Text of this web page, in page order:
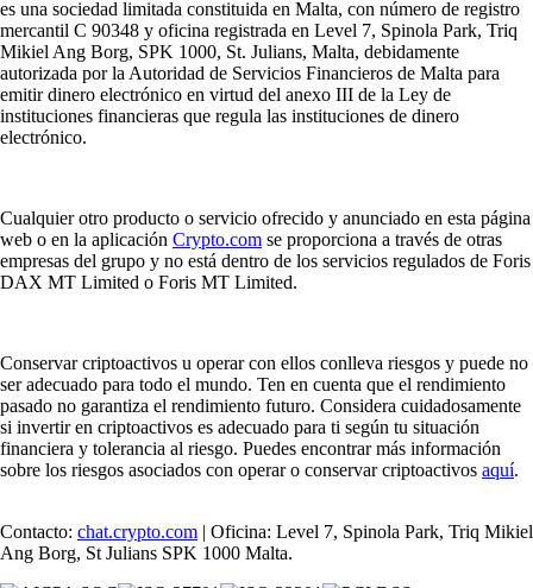
es una sociedad limitada constituida en Malta, con número de registro
mercantil C 90348 y oficina registrada en Level 7, Spinola Park, Triq
Mikiel Ang Borg, SPK 1000, St. Julians, Malta, debidamente
autorizada por la Autoridad de Servicios Financieros de Malta para
emitir dinero electrónico en virtud del anexo III de la Ley de
instituciones financieras que regula las instituciones de dinero
electrónico.
Cualquier otro producto o servicio ofrecido y anunciado en esta página
web o en la aplicación Crypto.com se proporciona a través de otras
empresas del grupo y no está dentro de los servicios regulados de Foris
DAX MT Limited o Foris MT Limited.
Conservar criptoactivos u operar con ellos conlleva riesgos y puede no
ser adecuado para todo el mundo. Ten en cuenta que el rendimiento
pasado no garantiza el rendimiento futuro. Considera cuidadosamente
si invertir en criptoactivos es adecuado para ti según tu situación
financiera y tolerancia al riesgo. Puedes encontrar más información
sobre los riesgos asociados con operar o conservar criptoactivos aquí.
Contacto: chat.crypto.com | Oficina: Level 7, Spinola Park, Triq Mikiel
Ang Borg, St Julians SPK 1000 Malta.